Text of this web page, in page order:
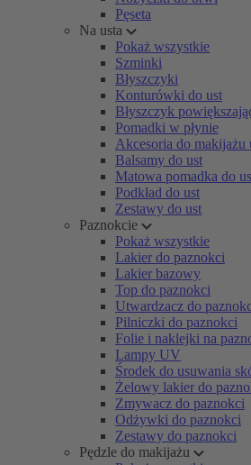
Pęseta
Na usta
Pokaż wszystkie
Szminki
Błyszczyki
Konturówki do ust
Błyszczyk
Pomadki w płynie
Akcesoria do makijażu
Balsamy do ust
Matowa pomadka do
Podkład do ust
Zestawy do ust
Paznokcie
Pokaż wszystkie
Lakier do paznokci
Lakier bazowy
Top do paznokci
Utwardzacz do
Pilniczki do paznokci
Folie i naklejki na
Lampy UV
Środek do usuwania
Żelowy lakier do
Zmywacz do paznokci
Odżywki do paznokci
Zestawy do paznokci
Pędzle do makijażu